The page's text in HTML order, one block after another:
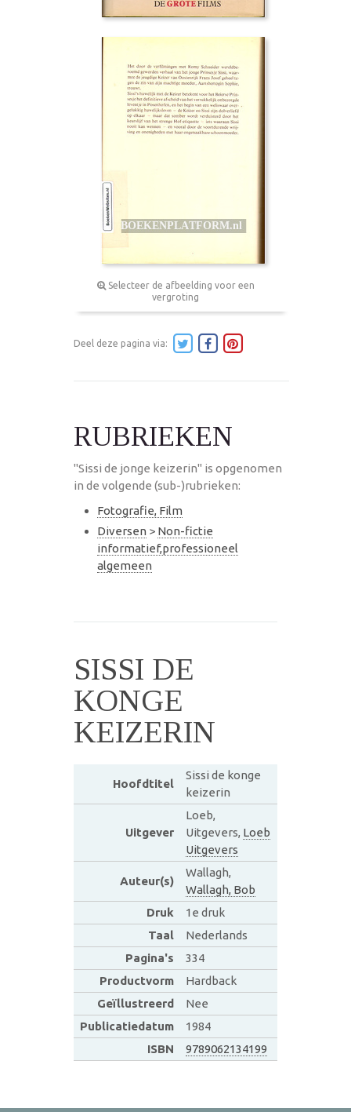
Selecteer de afbeelding voor een
vergroting
Deel deze pagina via:
RUBRIEKEN
"Sissi de jonge keizerin" is opgenomen
in de volgende (sub-)rubrieken:
Fotografie, Film
Diversen > Non-fictie
informatief,professioneel
algemeen
SISSI DE
KONGE
KEIZERIN
Hoofdtitel
Sissi de konge
keizerin
Uitgever
Loeb,
Uitgevers, Loeb
Uitgevers
Auteur(s)
Wallagh,
Wallagh, Bob
Druk
1e druk
Taal
Nederlands
Pagina's
334
Productvorm
Hardback
Geïllustreerd
Nee
Publicatiedatum
1984
ISBN
9789062134199